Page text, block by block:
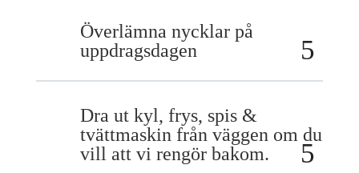
Överlämna nycklar på
uppdragsdagen
Dra ut kyl, frys, spis &
tvättmaskin från väggen om du
vill att vi rengör bakom.